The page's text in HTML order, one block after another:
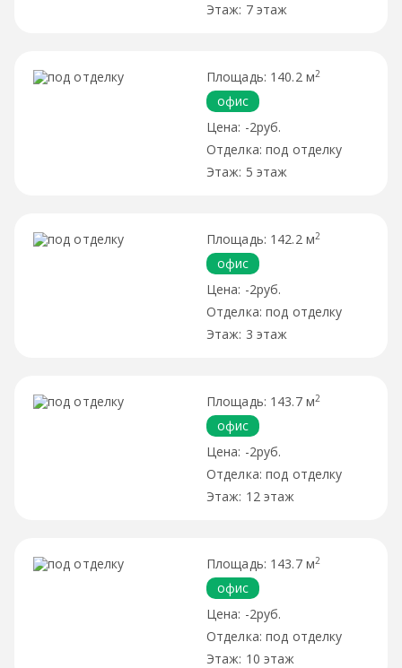
7 этаж
140.2 м2
офис
-2руб.
под отделку
5 этаж
142.2 м2
офис
-2руб.
под отделку
3 этаж
143.7 м2
офис
-2руб.
под отделку
12 этаж
143.7 м2
офис
-2руб.
под отделку
10 этаж